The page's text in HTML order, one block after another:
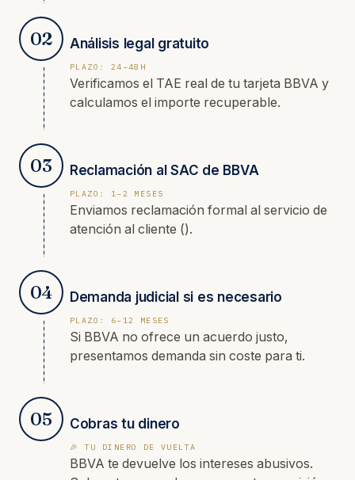
02 Análisis legal gratuito
PLAZO: 24–48H
Verificamos el TAE real de tu tarjeta BBVA y
calculamos el importe recuperable.
03 Reclamación al SAC de BBVA
PLAZO: 1–2 MESES
Enviamos reclamación formal al servicio de
atención al cliente ().
04 Demanda judicial si es necesario
PLAZO: 6–12 MESES
Si BBVA no ofrece un acuerdo justo,
presentamos demanda sin coste para ti.
05 Cobras tu dinero
🎉 TU DINERO DE VUELTA
BBVA te devuelve los intereses abusivos.